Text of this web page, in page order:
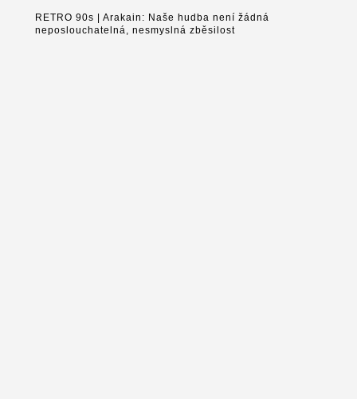
RETRO 90s | Arakain: Naše hudba není žádná
neposlouchatelná, nesmyslná zběsilost